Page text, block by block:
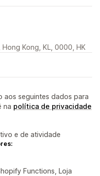
Kong, KL, 0000, HK
aos seguintes dados para
na política de privacidade
e de atividade
Functions, Loja